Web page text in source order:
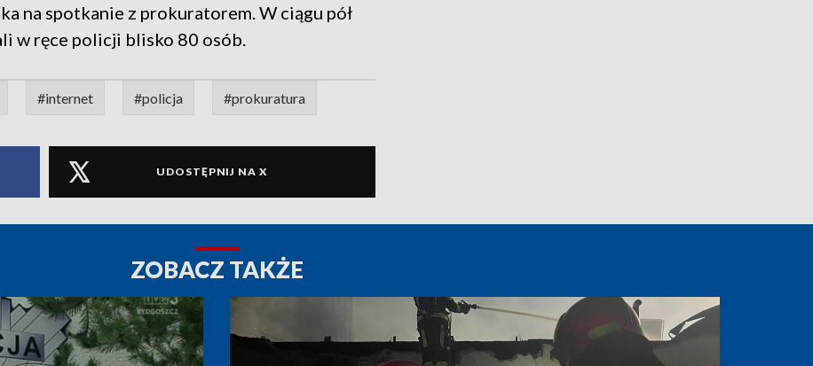
na spotkanie z prokuratorem. W ciągu pół
w ręce policji blisko 80 osób.
#internet #policja #prokuratura
UDOSTĘPNIJ NA X
ZOBACZ TAKŻE